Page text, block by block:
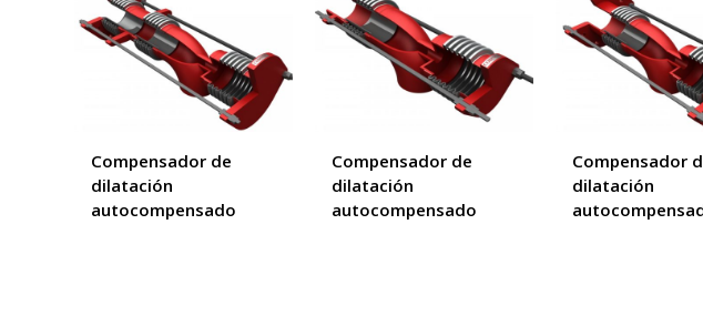
Compensador de
dilatación
autocompensado
Compensador de
dilatación
autocompensado
Compensador
dilatación